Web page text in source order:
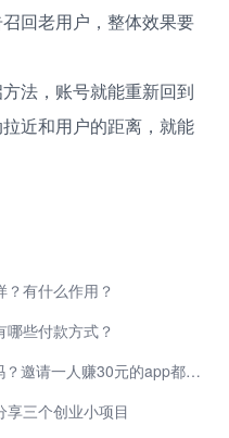
回老用户，整体效果要
法，账号就能重新回到
近和用户的距离，就能
有什么作用？
些付款方式？
app推广30元一单是真的吗？邀请一人赚30元的app都有哪些？
三个创业小项目